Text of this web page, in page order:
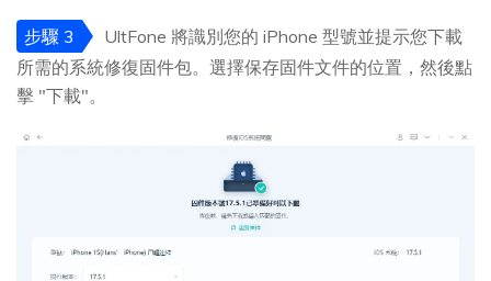
步驟 3
UltFone 將識別您的 iPhone 型號並提示您下載
所需的系統修復固件包。選擇保存固件文件的位置，然後點
擊 "下載"。